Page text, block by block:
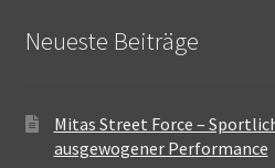
Neueste Beiträge
Mitas Street Force –
ausgewogener Performance